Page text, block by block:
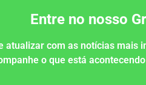
Entre no nosso
atualizar com as notícias mais
o que está